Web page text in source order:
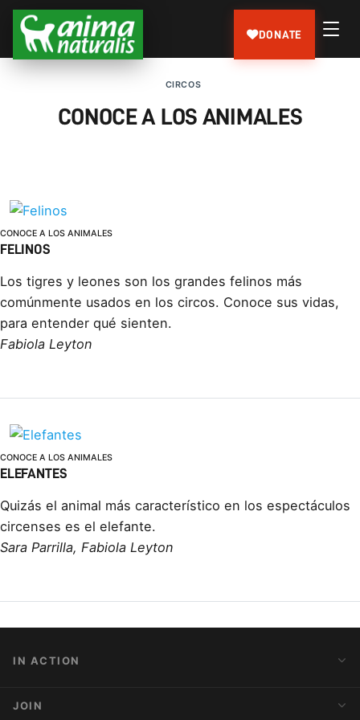
DONATE
CIRCOS
CONOCE A LOS ANIMALES
CONOCE A LOS ANIMALES
FELINOS
Los tigres y leones son los grandes felinos más
comúnmente usados en los circos. Conoce sus vidas,
para entender qué sienten.
Fabiola Leyton
CONOCE A LOS ANIMALES
ELEFANTES
Quizás el animal más característico en los espectáculos
circenses es el elefante.
Sara Parrilla, Fabiola Leyton
IN ACTION
JOIN